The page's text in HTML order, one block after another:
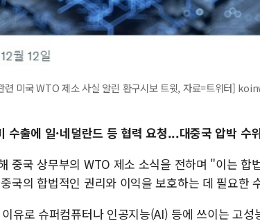
련 미국 WTO 제소 사실 알린 환구시보 트윗, 자료=트위터]
출에 일·네덜란드 등 협력 요청...대중국 압박 수
중국 상무부의 WTO 제소 소식을 전하며 "이는 합
국의 합법적인 권리와 이익을 보호하는 데 필요한
유로 슈퍼컴퓨터나 인공지능(AI) 등에 쓰이는 고